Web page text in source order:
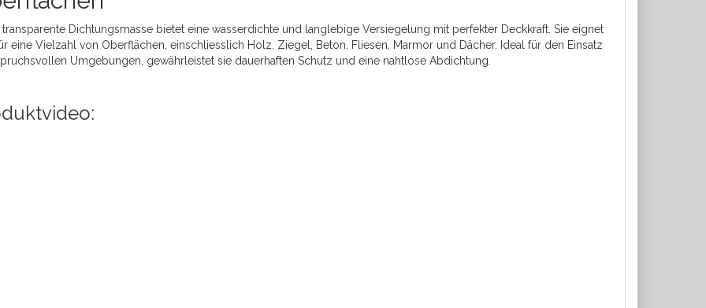
transparente Dichtungsmasse bietet eine wasserdichte und langlebige Versiegelung mit perfekter Deckkraft. Sie eignet
eine Vielzahl von Oberflächen, einschliesslich Holz, Ziegel, Beton, Fliesen, Marmor und Dächer. Ideal für den Einsatz
Umgebungen, gewährleistet sie dauerhaften Schutz und eine nahtlose Abdichtung.